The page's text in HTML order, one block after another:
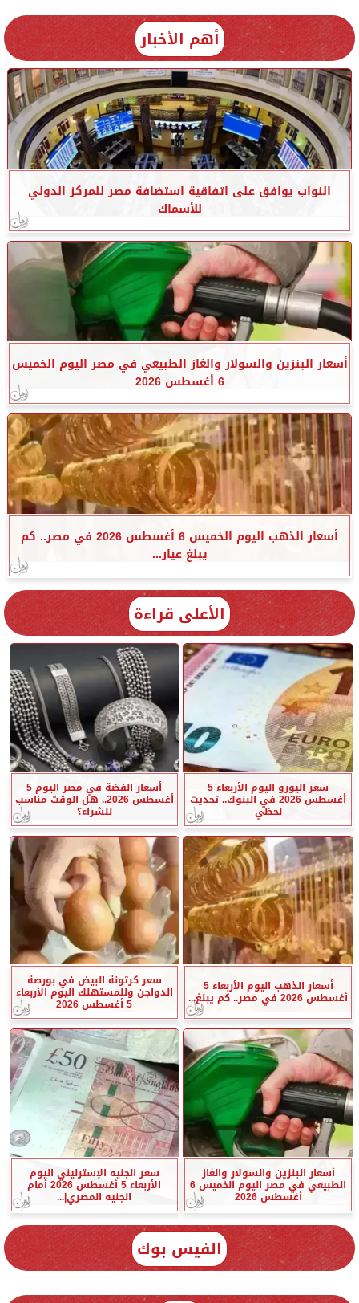
أهم الأخبار
النواب يوافق على اتفاقية استضافة مصر للمركز الدولي
للأسماك
أسعار البنزين والسولار والغاز الطبيعي في مصر اليوم الخميس
6 أغسطس 2026
أسعار الذهب اليوم الخميس 6 أغسطس 2026 في مصر.. كم
يبلغ عيار...
الأعلى قراءة
سعر اليورو اليوم الأربعاء 5
أغسطس 2026 في البنوك.. تحديث
لحظي
أسعار الفضة في مصر اليوم 5
أغسطس 2026.. هل الوقت مناسب
للشراء؟
أسعار الذهب اليوم الأربعاء 5
أغسطس 2026 في مصر.. كم يبلغ...
سعر كرتونة البيض في بورصة
الدواجن وللمستهلك اليوم الأربعاء
5 أغسطس 2026
أسعار البنزين والسولار والغاز
الطبيعي في مصر اليوم الخميس 6
أغسطس 2026
سعر الجنيه الإسترليني اليوم
الأربعاء 5 أغسطس 2026 أمام
الجنيه المصري|...
الفيس بوك